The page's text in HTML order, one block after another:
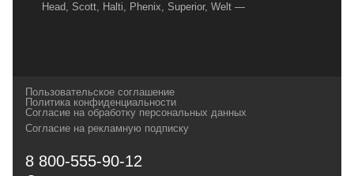
Head, Scott, Halti, Phenix, Superior, Welt —
и взыскательных путешественников,
спортсменов и отдыхающих.
Геннадьевич
Пользовательское соглашение
Политика конфиденциальности
Согласие на обработку персональных данных
Согласие на рекламную подписку
8 800-555-90-12